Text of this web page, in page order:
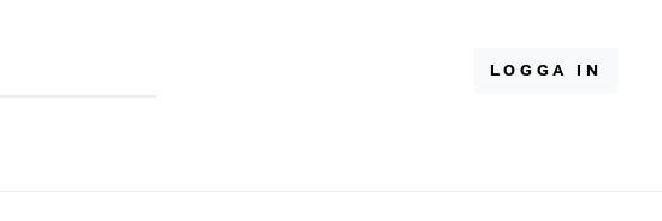
LOGGA IN